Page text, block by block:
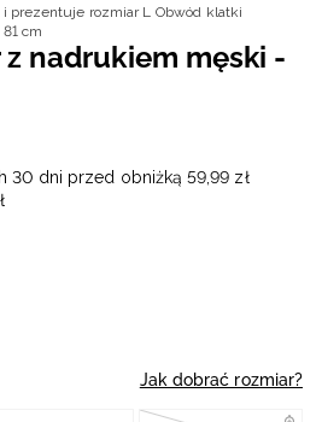
i prezentuje rozmiar L Obwód klatki
cm
nadrukiem męski -
30 dni przed obniżką 59,99 zł
Jak dobrać rozmiar?